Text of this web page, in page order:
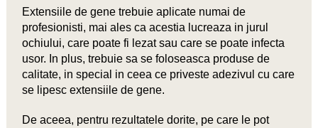
Extensiile de gene trebuie aplicate numai de
profesionisti, mai ales ca acestia lucreaza in jurul
ochiului, care poate fi lezat sau care se poate infecta
usor. In plus, trebuie sa se foloseasca produse de
calitate, in special in ceea ce priveste adezivul cu care
se lipesc extensiile de gene.
De aceea, pentru rezultatele dorite, pe care le pot